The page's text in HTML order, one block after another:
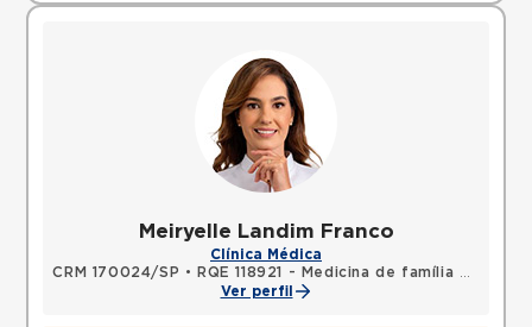
Meiryelle Landim Franco
Clínica Médica
CRM 170024/SP •
RQE 118921 - Medicina de família e comunidade
Ver perfil